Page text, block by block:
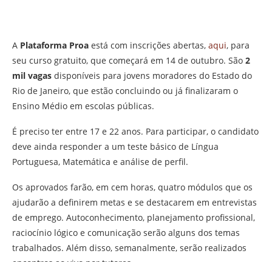
A Plataforma Proa está com inscrições abertas, aqui, para
seu curso gratuito, que começará em 14 de outubro. São 2
mil vagas disponíveis para jovens moradores do Estado do
Rio de Janeiro, que estão concluindo ou já finalizaram o
Ensino Médio em escolas públicas.
É preciso ter entre 17 e 22 anos. Para participar, o candidato
deve ainda responder a um teste básico de Língua
Portuguesa, Matemática e análise de perfil.
Os aprovados farão, em cem horas, quatro módulos que os
ajudarão a definirem metas e se destacarem em entrevistas
de emprego. Autoconhecimento, planejamento profissional,
raciocínio lógico e comunicação serão alguns dos temas
trabalhados. Além disso, semanalmente, serão realizados